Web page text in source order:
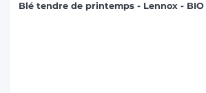
Blé tendre de printemps - Lennox - BIO